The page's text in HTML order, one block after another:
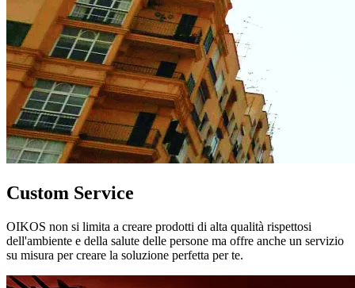
Custom Service
OIKOS non si limita a creare prodotti di alta qualità rispettosi
dell'ambiente e della salute delle persone ma offre anche un servizio
su misura per creare la soluzione perfetta per te.